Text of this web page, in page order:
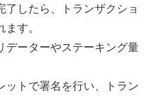
了したら、トランザクショ
す。
データーやステーキング量
ットで署名を行い、トラン